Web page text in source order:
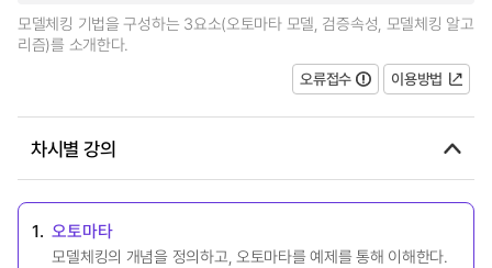
모델체킹 기법을 구성하는 3요소(오토마타 모델, 검증속성, 모델체킹 알고
리즘)를 소개한다.
오류접수
이용방법
차시별 강의
1. 오토마타
모델체킹의 개념을 정의하고, 오토마타를 예제를 통해 이해한다.